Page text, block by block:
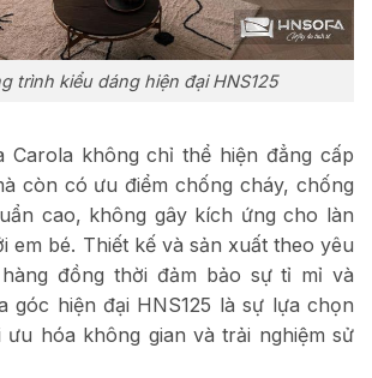
trình kiểu dáng hiện đại HNS125
Carola không chỉ thể hiện đẳng cấp
còn có ưu điểm chống cháy, chống
cao, không gây kích ứng cho làn
em bé. Thiết kế và sản xuất theo yêu
đồng thời đảm bảo sự tỉ mỉ và
góc hiện đại HNS125 là sự lựa chọn
ưu hóa không gian và trải nghiệm sử